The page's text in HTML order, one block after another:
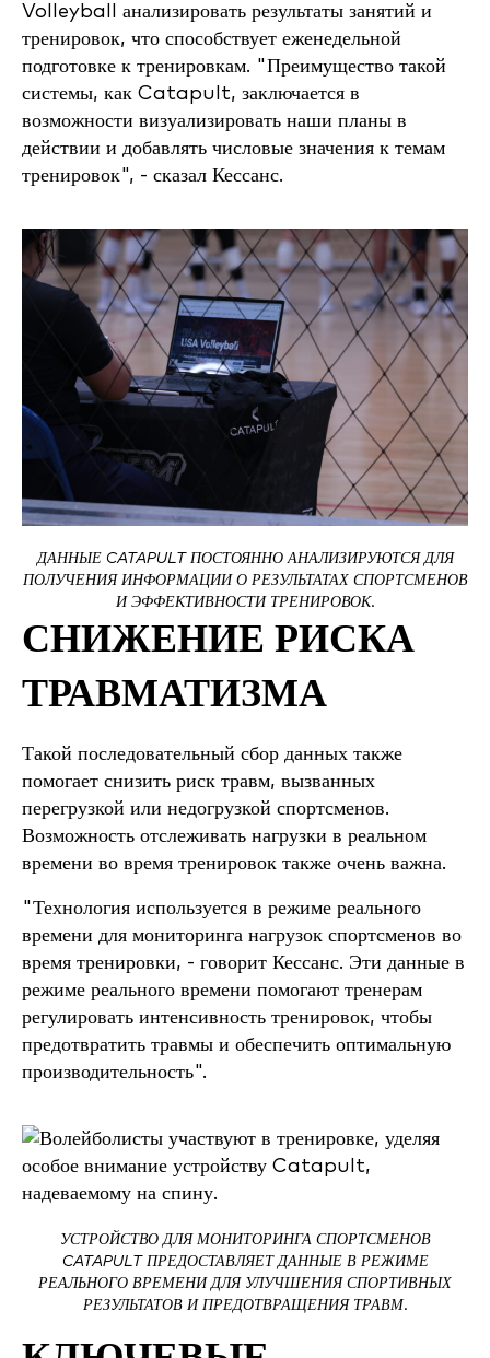
Volleyball анализировать результаты занятий и
тренировок, что способствует еженедельной
подготовке к тренировкам. "Преимущество такой
системы, как Catapult, заключается в
возможности визуализировать наши планы в
действии и добавлять числовые значения к темам
тренировок", - сказал Кессанс.
ДАННЫЕ CATAPULT ПОСТОЯННО АНАЛИЗИРУЮТСЯ ДЛЯ
ПОЛУЧЕНИЯ ИНФОРМАЦИИ О РЕЗУЛЬТАТАХ СПОРТСМЕНОВ
И ЭФФЕКТИВНОСТИ ТРЕНИРОВОК.
СНИЖЕНИЕ РИСКА
ТРАВМАТИЗМА
Такой последовательный сбор данных также
помогает снизить риск травм, вызванных
перегрузкой или недогрузкой спортсменов.
Возможность отслеживать нагрузки в реальном
времени во время тренировок также очень важна.
"Технология используется в режиме реального
времени для мониторинга нагрузок спортсменов во
время тренировки, - говорит Кессанс. Эти данные в
режиме реального времени помогают тренерам
регулировать интенсивность тренировок, чтобы
предотвратить травмы и обеспечить оптимальную
производительность".
УСТРОЙСТВО ДЛЯ МОНИТОРИНГА СПОРТСМЕНОВ
CATAPULT ПРЕДОСТАВЛЯЕТ ДАННЫЕ В РЕЖИМЕ
РЕАЛЬНОГО ВРЕМЕНИ ДЛЯ УЛУЧШЕНИЯ СПОРТИВНЫХ
РЕЗУЛЬТАТОВ И ПРЕДОТВРАЩЕНИЯ ТРАВМ.